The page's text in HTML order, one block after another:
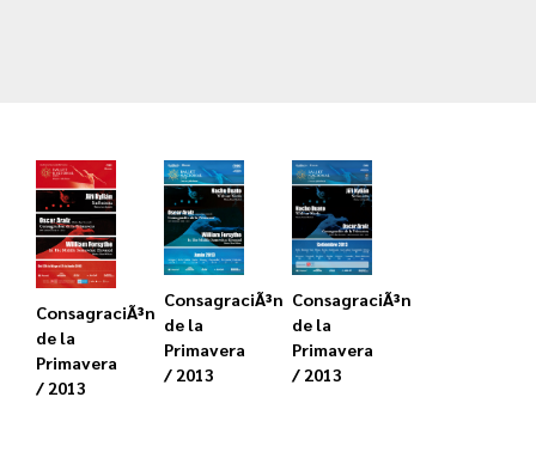
ConsagraciÃ³n
de la
Primavera
/ 2013
ConsagraciÃ³n
de la
Primavera
/ 2013
ConsagraciÃ³n
de la
Primavera
/ 2013